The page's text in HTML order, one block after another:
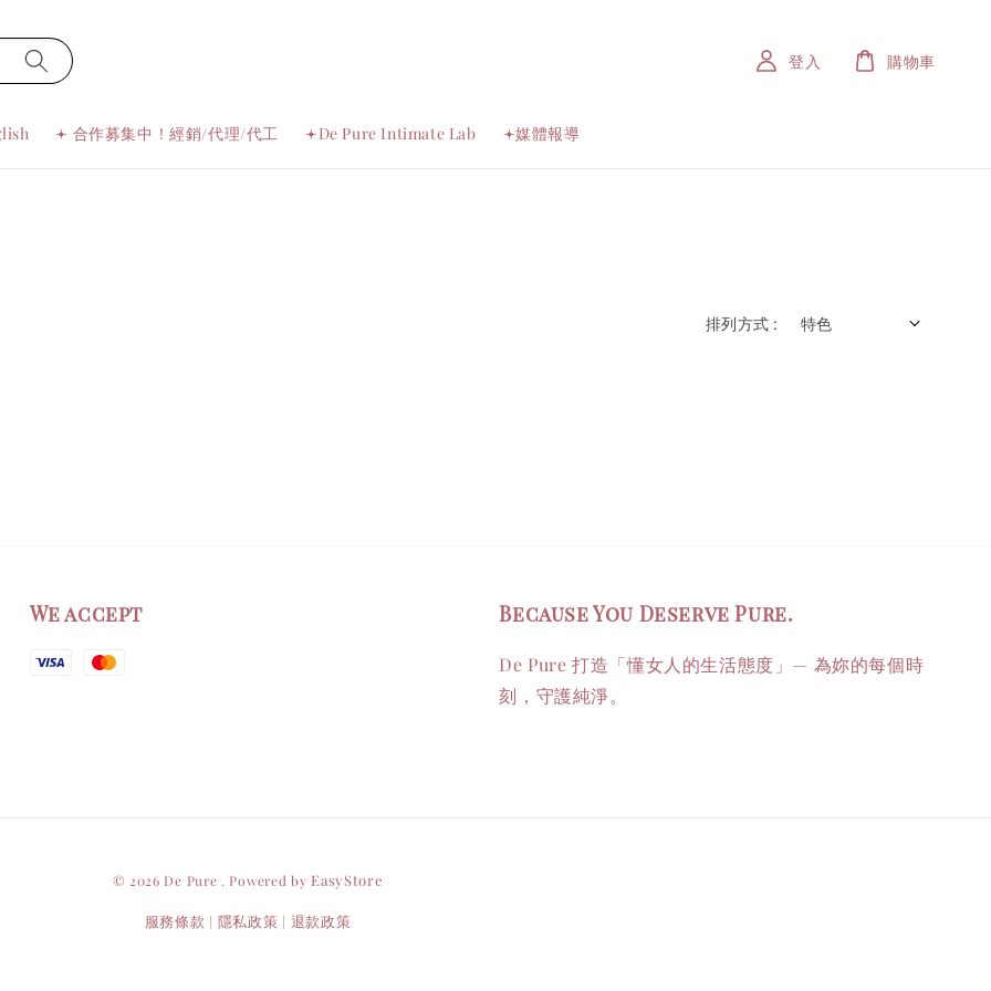
𖥔 合作募集中！經銷/代理/代工 𖥔De Pure Intimate Lab 𖥔媒體報導
登入 購物車
排列方式 :
We accept Because You Deserve Pure.
De Pure 打造「懂女人的生活態度」— 為妳的每個時
刻，守護純淨。
© 2026 De Pure . Powered by EasyStore
服務條款 | 隱私政策 | 退款政策